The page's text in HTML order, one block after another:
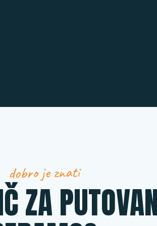
dobro je znati
ZA